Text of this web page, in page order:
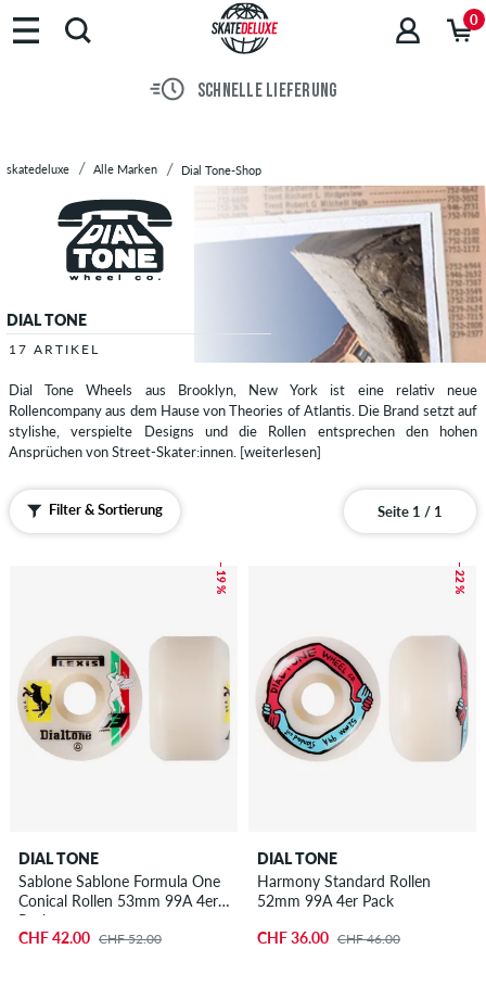
Marken
Skateboards
Sale
0
SCHNELLE LIEFERUNG
skatedeluxe Alle Marken Dial Tone-Shop
DIAL TONE
17 ARTIKEL
Dial Tone Wheels aus Brooklyn, New York ist eine relativ neue
Rollencompany aus dem Hause von Theories of Atlantis. Die Brand setzt auf
stylishe, verspielte Designs und die Rollen entsprechen den hohen
Ansprüchen von Street-Skater:innen. [weiterlesen]
Filter & Sortierung Seite 1 / 1
– 19 %
DIAL TONE
Sablone Sablone Formula One
Conical Rollen 53mm 99A 4er
Pack
CHF 42.00 CHF 52.00
– 22 %
DIAL TONE
Harmony Standard Rollen
52mm 99A 4er Pack
CHF 36.00 CHF 46.00